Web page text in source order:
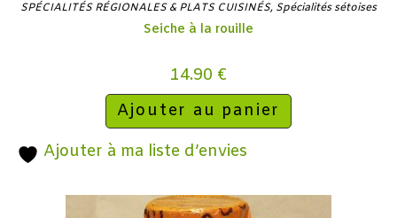
SPÉCIALITÉS RÉGIONALES & PLATS CUISINÉS, Spécialités sétoises
Seiche à la rouille
14.90 €
Ajouter au panier
Ajouter à ma liste d’envies